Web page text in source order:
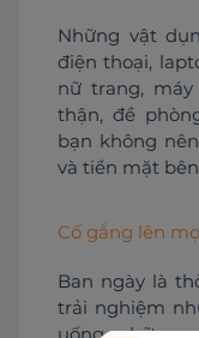
Những vật
điện thoại,
nữ trang, máy
thận, đề
bạn không
và tiền mặt
Cố gắng lên
Ban ngày là
trải nghiệm